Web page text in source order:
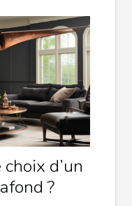
d’un
?